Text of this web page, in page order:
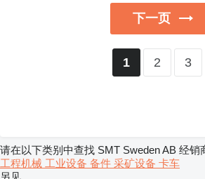
下一页
1 2 3
请在以下类别中查找 SMT Sweden AB 经销
工程机械 工业设备 备件 采矿设备 卡车